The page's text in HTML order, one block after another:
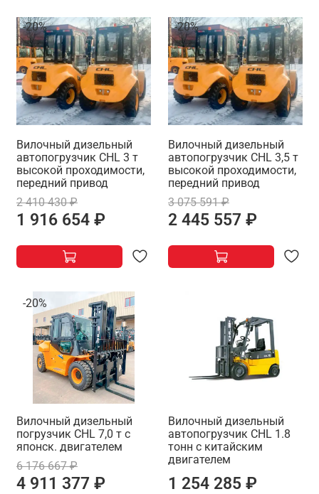
-20%
Вилочный дизельный
автопогрузчик CHL 3 т
высокой проходимости,
передний привод
2 410 430 ₽
1 916 654 ₽
-20%
Вилочный дизельный
автопогрузчик CHL 3,5 т
высокой проходимости,
передний привод
3 075 591 ₽
2 445 557 ₽
-20%
Вилочный дизельный
погрузчик CHL 7,0 т с
японск. двигателем
6 176 667 ₽
4 911 377 ₽
Вилочный дизельный
автопогрузчик CHL 1.8
тонн с китайским
двигателем
1 254 285 ₽